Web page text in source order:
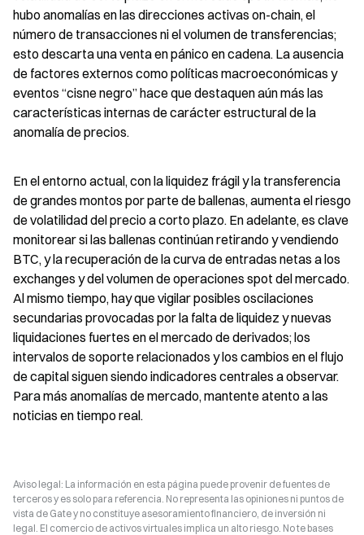
hubo anomalías en las direcciones activas on-chain, el
número de transacciones ni el volumen de transferencias;
esto descarta una venta en pánico en cadena. La ausencia
de factores externos como políticas macroeconómicas y
eventos “cisne negro” hace que destaquen aún más las
características internas de carácter estructural de la
anomalía de precios.
En el entorno actual, con la liquidez frágil y la transferencia
de grandes montos por parte de ballenas, aumenta el riesgo
de volatilidad del precio a corto plazo. En adelante, es clave
monitorear si las ballenas continúan retirando y vendiendo
BTC, y la recuperación de la curva de entradas netas a los
exchanges y del volumen de operaciones spot del mercado.
Al mismo tiempo, hay que vigilar posibles oscilaciones
secundarias provocadas por la falta de liquidez y nuevas
liquidaciones fuertes en el mercado de derivados; los
intervalos de soporte relacionados y los cambios en el flujo
de capital siguen siendo indicadores centrales a observar.
Para más anomalías de mercado, mantente atento a las
noticias en tiempo real.
Aviso legal: La información en esta página puede provenir de fuentes de
terceros y es solo para referencia. No representa las opiniones ni puntos de
vista de Gate y no constituye asesoramiento financiero, de inversión ni
legal. El comercio de activos virtuales implica un alto riesgo. No te bases